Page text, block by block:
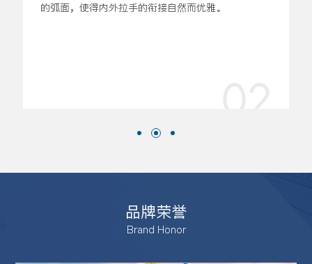
的弧面，使得内外拉手的衔接自然而优雅。
品牌荣誉
Brand Honor